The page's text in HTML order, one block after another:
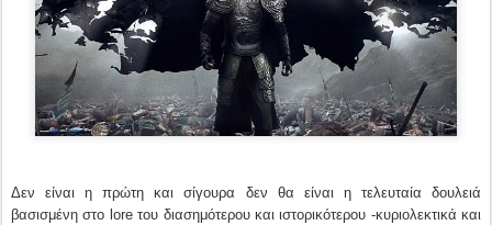
Δεν είναι η πρώτη και σίγουρα δεν θα είναι η τελευταία δουλειά
βασισμένη στο lore του διασημότερου και ιστορικότερου -κυριολεκτικά και